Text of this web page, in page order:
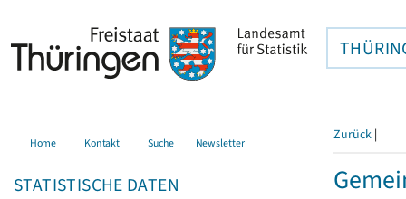
Home Kontakt Suche Newsletter
STATISTISCHE DATEN
Zurück |